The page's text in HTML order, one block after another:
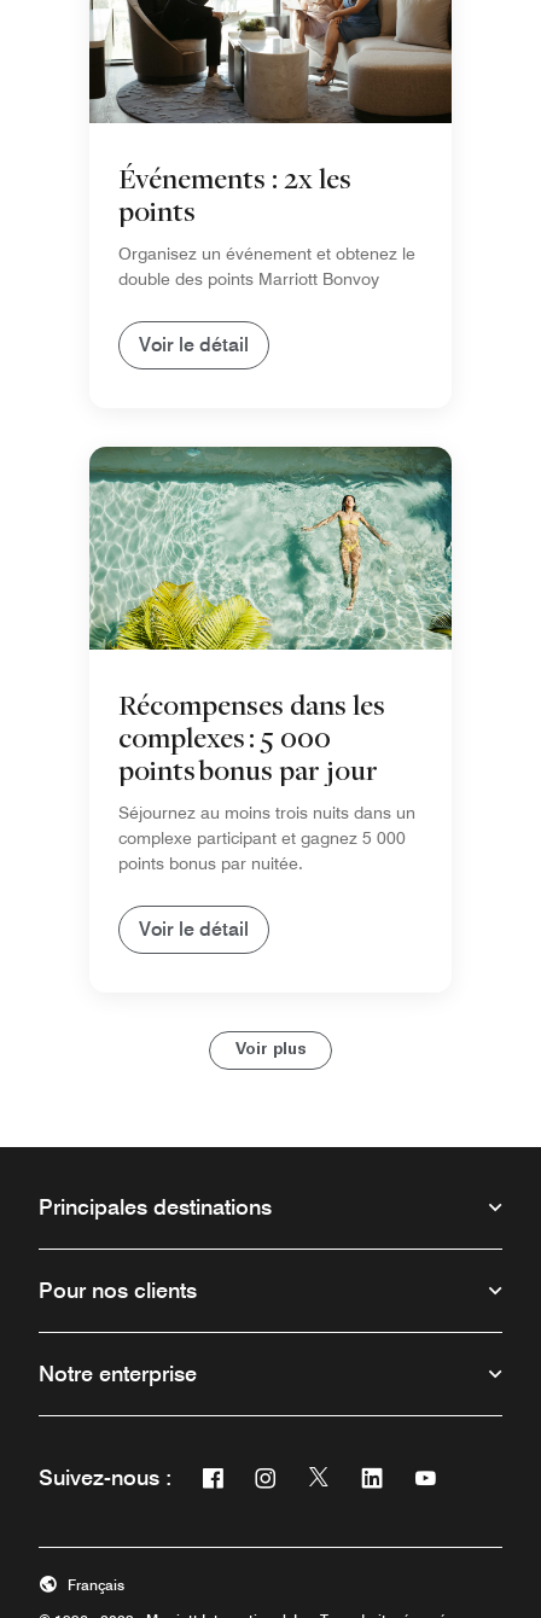
Événements : 2x les
points
Organisez un événement et obtenez le
double des points Marriott Bonvoy
Voir le détail
Récompenses dans les
complexes : 5 000
points bonus par jour
Séjournez au moins trois nuits dans un
complexe participant et gagnez 5 000
points bonus par nuitée.
Voir le détail
Voir plus
Principales destinations
Pour nos clients
Notre enterprise
Suivez-nous : Facebook
Ouvre une nouvelle fenêtre
Instagram
Ouvre une nouvelle fenêtre
Twitter
Ouvre une nouvelle
Linkedin
Ouvre uneOuvre une
Français